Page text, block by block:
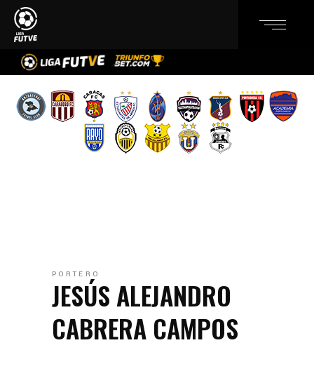
PORTERO
JESÚS ALEJANDRO
CABRERA CAMPOS